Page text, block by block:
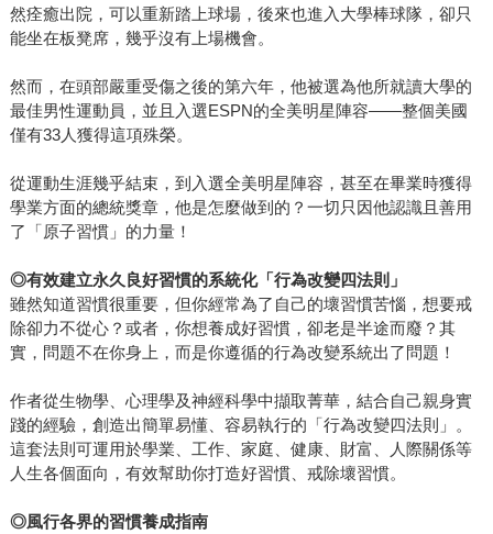
然痊癒出院，可以重新踏上球場，後來也進入大學棒球隊，卻只
能坐在板凳席，幾乎沒有上場機會。
然而，在頭部嚴重受傷之後的第六年，他被選為他所就讀大學的
最佳男性運動員，並且入選ESPN的全美明星陣容——整個美國
僅有33人獲得這項殊榮。
從運動生涯幾乎結束，到入選全美明星陣容，甚至在畢業時獲得
學業方面的總統獎章，他是怎麼做到的？一切只因他認識且善用
了「原子習慣」的力量！
◎有效建立永久良好習慣的系統化「行為改變四法則」
雖然知道習慣很重要，但你經常為了自己的壞習慣苦惱，想要戒
除卻力不從心？或者，你想養成好習慣，卻老是半途而廢？其
實，問題不在你身上，而是你遵循的行為改變系統出了問題！
作者從生物學、心理學及神經科學中擷取菁華，結合自己親身實
踐的經驗，創造出簡單易懂、容易執行的「行為改變四法則」。
這套法則可運用於學業、工作、家庭、健康、財富、人際關係等
人生各個面向，有效幫助你打造好習慣、戒除壞習慣。
◎風行各界的習慣養成指南